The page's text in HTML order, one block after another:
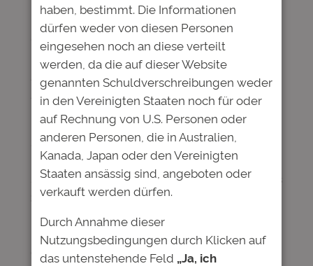
Deutsche Bildung Studienfonds II GmbH &
Co. KG: 4%-Anleihe 16/26, ISIN:
DE000A2AAVM5 | WKN: A2AAVM und 4%-
Anleihe 17/27, ISIN: DE000A2E4PH3 | WKN:
A2E4PH
Die Kommanditisten der Deutsche Bildung
Studienfonds II GmbH & Co. KG haben heute
beschlossen, die Vergabe neuer
Studienfinanzierungsverträge zum Ende des
zweiten Quartals 2024 vorerst einzustellen.
Die Deutsche Bildung Gruppe plant,
Bildungsförderung künftig in einer
gemeinnützigen Struktur zu betreiben.
haben, bestimmt. Die Informationen
dürfen weder von diesen Personen
eingesehen noch an diese verteilt
werden, da die auf dieser Website
genannten Schuldverschreibungen weder
in den Vereinigten Staaten noch für oder
auf Rechnung von U.S. Personen oder
anderen Personen, die in Australien,
Kanada, Japan oder den Vereinigten
Staaten ansässig sind, angeboten oder
verkauft werden dürfen.
Durch Annahme dieser
Nutzungsbedingungen durch Klicken auf
das untenstehende Feld „Ja, ich